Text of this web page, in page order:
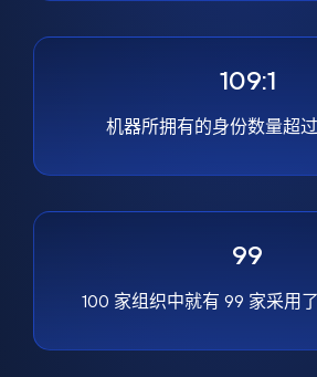
109:1
机器所拥有的身份数量超过
99
100 家组织中就有 99 家采用了